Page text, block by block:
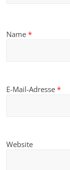
Name*
E-Mail-Adresse*
Website